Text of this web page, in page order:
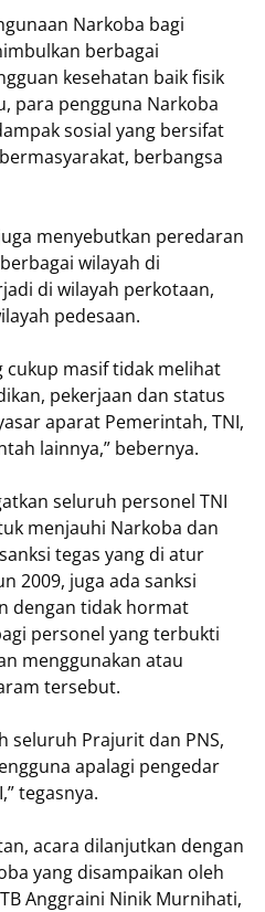
Narkoba bagi
berbagai
kesehatan baik fisik
para pengguna Narkoba
sosial yang bersifat
berbangsa
menyebutkan peredaran
wilayah di
di wilayah perkotaan,
pedesaan.
cukup masif tidak melihat
pekerjaan dan status
aparat Pemerintah, TNI,
lainnya,” bebernya.
seluruh personel TNI
menjauhi Narkoba dan
tegas yang di atur
2009, juga ada sanksi
dengan tidak hormat
personel yang terbukti
menggunakan atau
tersebut.
seluruh Prajurit dan PNS,
apalagi pengedar
tegasnya.
acara dilanjutkan dengan
yang disampaikan oleh
Anggraini Ninik Murnihati,